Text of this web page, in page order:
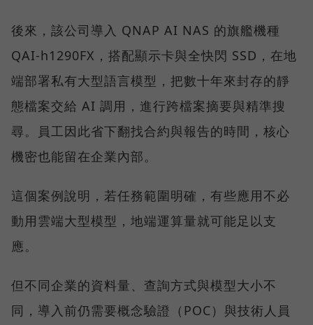
後來，該公司導入 QNAP AI NAS 的旗艦機種
QAI-h1290FX，搭配顯示卡與全快閃 SSD，在地
端部署私有大型語言模型，把數十年來封存的靜
態檔案交給 AI 調用，進行跨檔案摘要與精準搜
尋。員工因此省下翻找合約與報告的時間，核心
機密也能留在企業內部。
這個案例說明，若任務範圍明確，有些應用不必
動用雲端大型模型，地端運算量就可能足以支
應。
但不同企業的資料量、查詢方式與模型大小不
同，導入前仍需要概念驗證（POC）與技術人員